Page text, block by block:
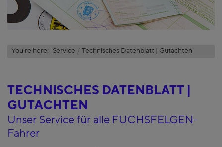
You're here: Service Technisches Datenblatt | Gutachten
TECHNISCHES DATENBLATT |
GUTACHTEN
Unser Service für alle FUCHSFELGEN-
Fahrer